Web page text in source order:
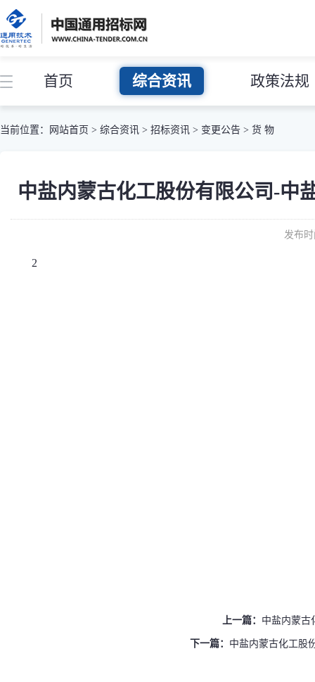
首页 综合资讯 政策法规
当前位置： 网站首页 > 综合资讯 > 招标资讯 > 变更公告 > 货 物
中盐内蒙古化工股份有限公司-中
发布
2
上一篇： 中盐内蒙古
下一篇： 中盐内蒙古化工股